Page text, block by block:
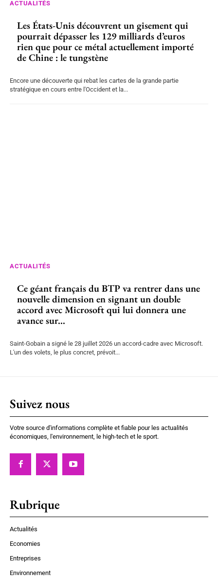
ACTUALITÉS
Les États-Unis découvrent un gisement qui
pourrait dépasser les 129 milliards d’euros
rien que pour ce métal actuellement importé
de Chine : le tungstène
Encore une découverte qui rebat les cartes de la grande partie
stratégique en cours entre l'Occident et la...
ACTUALITÉS
Ce géant français du BTP va rentrer dans une
nouvelle dimension en signant un double
accord avec Microsoft qui lui donnera une
avance sur...
Saint-Gobain a signé le 28 juillet 2026 un accord-cadre avec Microsoft.
L'un des volets, le plus concret, prévoit...
Suivez nous
Votre source d'informations complète et fiable pour les actualités
économiques, l'environnement, le high-tech et le sport.
Rubrique
Actualités
Economies
Entreprises
Environnement